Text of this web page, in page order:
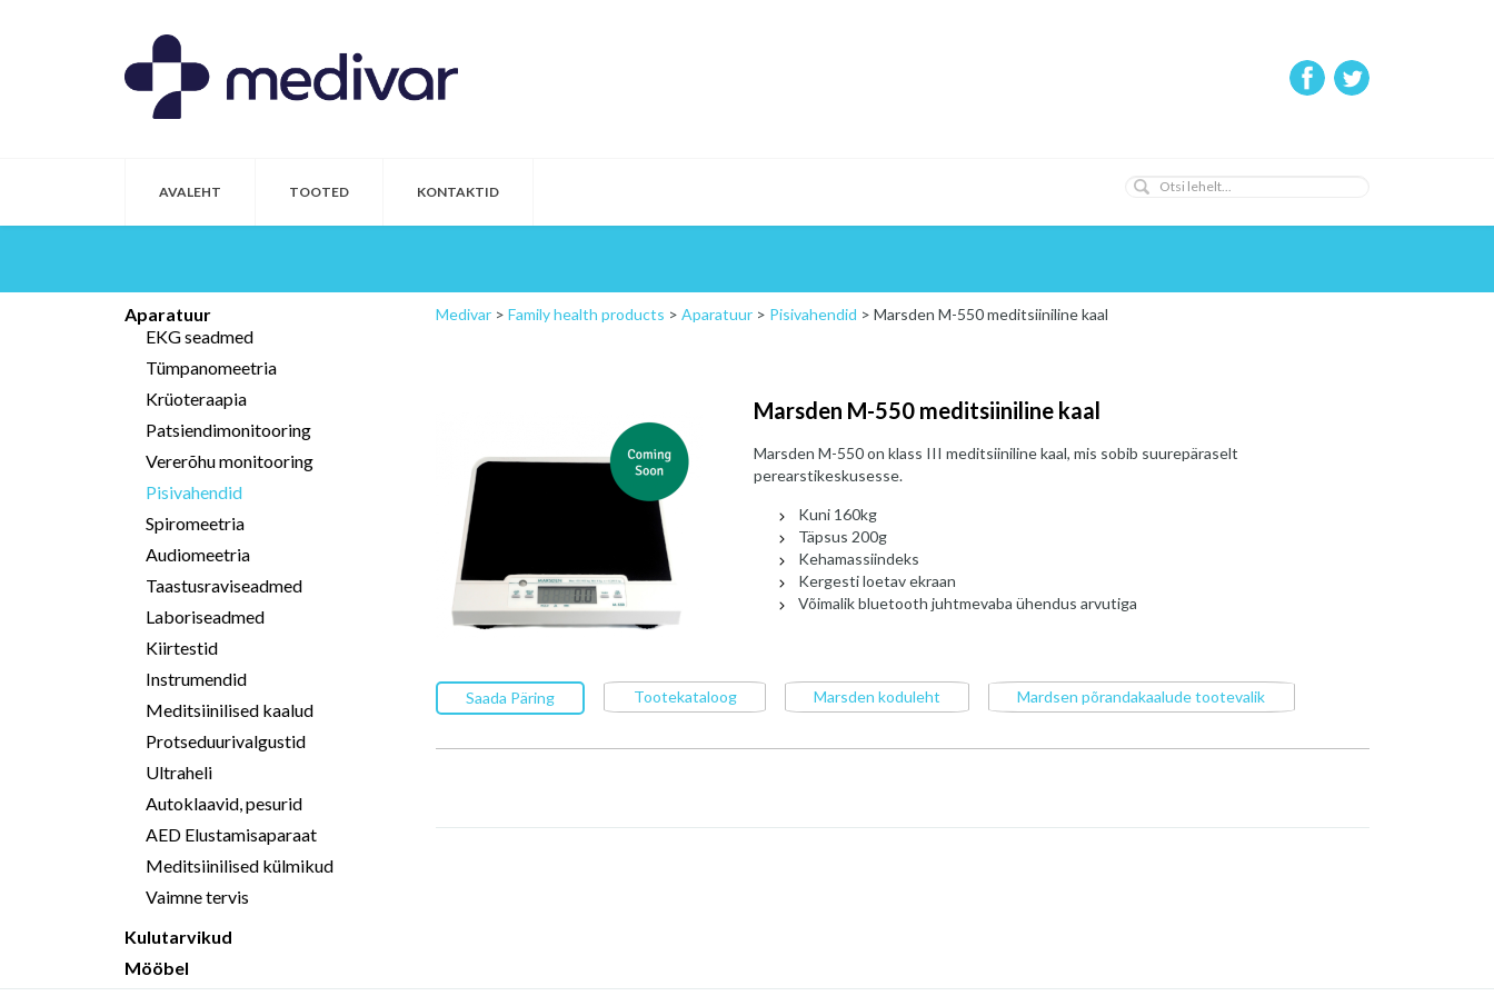
AVALEHT TOOTED KONTAKTID
Aparatuur
EKG seadmed
Tümpanomeetria
Krüoteraapia
Patsiendimonitooring
Vererõhu monitooring
Pisivahendid
Spiromeetria
Audiomeetria
Taastusraviseadmed
Laboriseadmed
Kiirtestid
Instrumendid
Meditsiinilised kaalud
Protseduurivalgustid
Ultraheli
Autoklaavid, pesurid
AED Elustamisaparaat
Meditsiinilised külmikud
Vaimne tervis
Kulutarvikud
Mööbel
Medivar > Family health products > Aparatuur > Pisivahendid > Marsden M-550 meditsiiniline kaal
Marsden M-550 meditsiiniline kaal
Marsden M-550 on klass III meditsiiniline kaal, mis sobib suurepäraselt
perearstikeskusesse.
Kuni 160kg
Täpsus 200g
Kehamassiindeks
Kergesti loetav ekraan
Võimalik bluetooth juhtmevaba ühendus arvutiga
Saada Päring Tootekataloog Marsden koduleht Mardsen põrandakaalude tootevalik